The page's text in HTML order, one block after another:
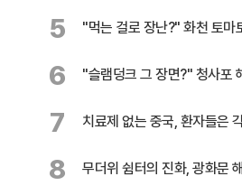
5 "먹는 걸로 장난?" 화천 토마
전
6 "슬램덩크 그 장면?" 청사포
혹
7 치료제 없는 중국, 환자들은
8 무더위 쉼터의 진화, 광화문